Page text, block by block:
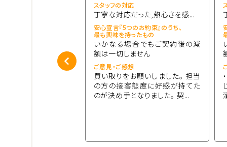
スタッフの対応
丁寧な対応だった,熱心さを感...
安心宣言『5つのお約束』のうち、
最も興味を持ったもの
いかなる場合でもご契約後の減
額は一切しません
ご意見・ご感想
買い取りをお願いしました。 担当
の方の接客態度に好感が持てた
のが決め手となりました。 契...